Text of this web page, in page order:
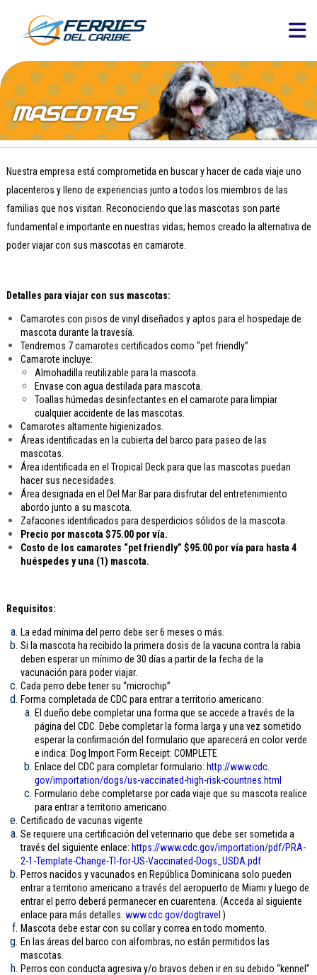
Nuestra empresa está comprometida en buscar y hacer de cada viaje uno
placenteros y lleno de experiencias junto a todos los miembros de las
familias que nos visitan. Reconociendo que las mascotas son parte
fundamental e importante en nuestras vidas; hemos creado la alternativa de
poder viajar con sus mascotas en camarote.
Detalles para viajar con sus mascotas:
Camarotes con pisos de vinyl diseñados y aptos para el hospedaje de
mascota durante la travesía.
Tendremos 7 camarotes certificados como “pet friendly”
Camarote incluye:
Almohadilla reutilizable para la mascota.
Envase con agua destilada para mascota.
Toallas húmedas desinfectantes en el camarote para limpiar
cualquier accidente de las mascotas.
Camarotes altamente higienizados.
Áreas identificadas en la cubierta del barco para paseo de las
mascotas.
Área identificada en el Tropical Deck para que las mascotas puedan
hacer sus necesidades.
Área designada en el Del Mar Bar para disfrutar del entretenimiento
abordo junto a su mascota.
Zafacones identificados para desperdicios sólidos de la mascota.
Precio por mascota $75.00 por vía.
Costo de los camarotes “pet friendly” $95.00 por vía para hasta 4
huéspedes y una (1) mascota.
Requisitos:
La edad mínima del perro debe ser 6 meses o más.
Si la mascota ha recibido la primera dosis de la vacuna contra la rabia
deben esperar un mínimo de 30 días a partir de la fecha de la
vacunación para poder viajar.
Cada perro debe tener su “microchip”
Forma completada de CDC para entrar a territorio americano:
El dueño debe completar una forma que se accede a través de la
página del CDC. Debe completar la forma larga y una vez sometido
esperar la confirmación del formulario que aparecerá en color verde
e indica: Dog Import Form Receipt: COMPLETE
Enlace del CDC para completar formulario: http://www.cdc.
gov/importation/dogs/us-vaccinated-high-risk-countries.html
Formulario debe completarse por cada viaje que su mascota realice
para entrar a territorio americano.
Certificado de vacunas vigente
Se requiere una certificación del veterinario que debe ser sometida a
través del siguiente enlace: https://www.cdc.gov/importation/pdf/PRA-
2-1-Template-Change-TI-for-US-Vaccinated-Dogs_USDA.pdf
Perros nacidos y vacunados en República Dominicana solo pueden
entrar a territorio americano a través del aeropuerto de Miami y luego de
entrar el perro deberá permanecer en cuarentena. (Acceda al siguiente
enlace para más detalles. www.cdc.gov/dogtravel )
Mascota debe estar con su collar y correa en todo momento.
En las áreas del barco con alfombras, no están permitidos las
mascotas.
Perros con conducta agresiva y/o bravos deben ir en su debido “kennel”